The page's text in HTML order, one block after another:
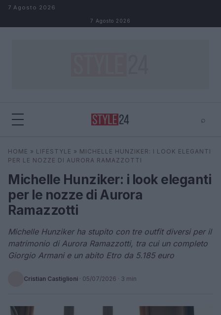
Salta al contenuto
7 Agosto 2026
7 Agosto 2026
⌕
Cerca ⌕ ×
HOME » LIFESTYLE » MICHELLE HUNZIKER: I LOOK ELEGANTI
PER LE NOZZE DI AURORA RAMAZZOTTI
Michelle Hunziker: i look eleganti
per le nozze di Aurora
Ramazzotti
Michelle Hunziker ha stupito con tre outfit diversi per il
matrimonio di Aurora Ramazzotti, tra cui un completo
Giorgio Armani e un abito Etro da 5.185 euro
Cristian Castiglioni · 05/07/2026 · 3 min